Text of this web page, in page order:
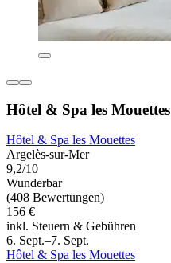
Hôtel & Spa les Mouettes
Hôtel & Spa les Mouettes
Argelès-sur-Mer
9,2/10
Wunderbar
(408 Bewertungen)
156 €
inkl. Steuern & Gebühren
6. Sept.–7. Sept.
Hôtel & Spa les Mouettes